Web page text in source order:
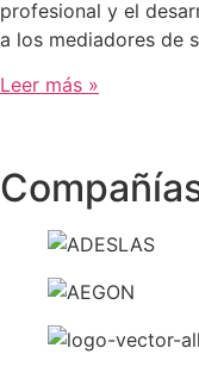
profesional y el
a los mediadores de
Leer más »